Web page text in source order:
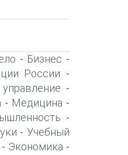
- Бизнес -
России -
-
- Медицина -
-
-Учебный
- Экономика -